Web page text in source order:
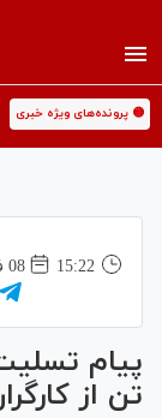
🟡 پرونده‌های ویژه خبری
15:22
08 فروردين 1405
پیام
تن از